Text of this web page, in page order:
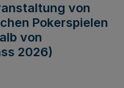
von
Pokerspielen
von
2026)